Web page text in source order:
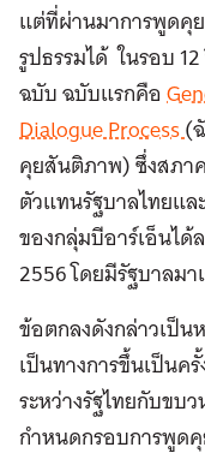
แต่ที่ผ่านมาการพูดคุ
รูปธรรมได้ ในรอบ
ฉบับ ฉบับแรกคือ
Dialogue Process(
คุยสันติภาพ) ซึ่งสภา
ตัวแทนรัฐบาลไทยแ
ของกลุ่มบีอาร์เอ็นไ
2556 โดยมีรัฐบาลม
ข้อตกลงดังกล่าวเป็
เป็นทางการขึ้นเป็นค
ระหว่างรัฐไทยกับขบ
กำหนดกรอบการพูด